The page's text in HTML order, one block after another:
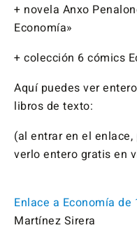
+ novela Anxo
Economía»
+ colección 6 cómics
Aquí puedes ver
libros de texto:
(al entrar en el
verlo entero gratis en
Enlace a Economía de
Martínez Sirera